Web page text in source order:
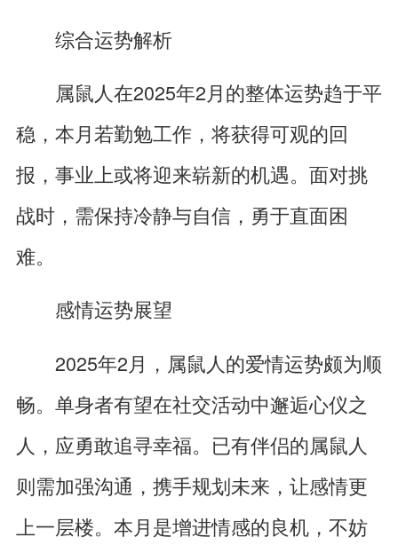
综合运势解析
属鼠人在2025年2月的整体运势趋于平
稳，本月若勤勉工作，将获得可观的回
报，事业上或将迎来崭新的机遇。面对挑
战时，需保持冷静与自信，勇于直面困
难。
感情运势展望
2025年2月，属鼠人的爱情运势颇为顺
畅。单身者有望在社交活动中邂逅心仪之
人，应勇敢追寻幸福。已有伴侣的属鼠人
则需加强沟通，携手规划未来，让感情更
上一层楼。本月是增进情感的良机，不妨